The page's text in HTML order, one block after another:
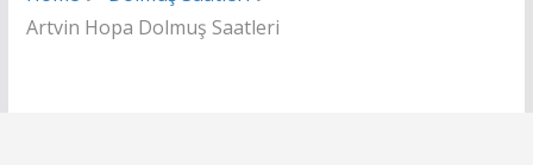
Artvin Hopa Dolmuş Saatleri